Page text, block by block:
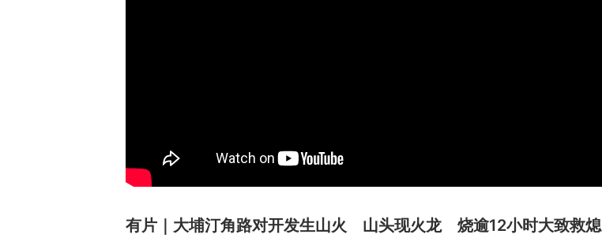
有片｜大埔汀角路对开发生山火 山头现火龙 烧逾12小时大致救熄